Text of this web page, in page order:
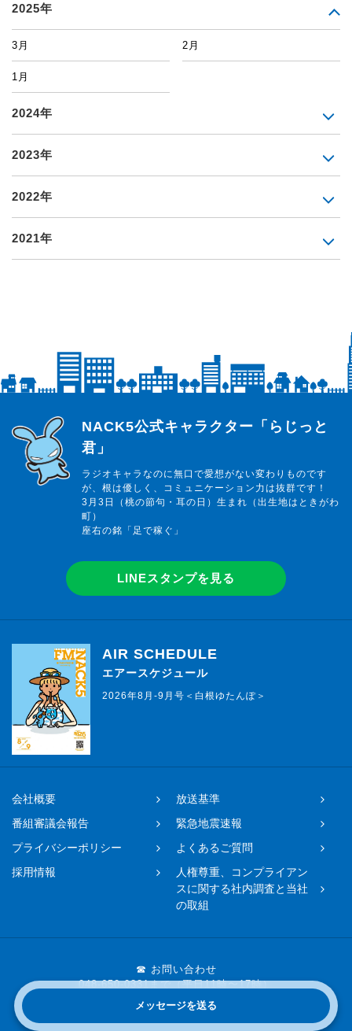
2025年
3月 2月
1月
2024年
2023年
2022年
2021年
メッセージを送る
らじっと君
NACK5公式キャラクター「らじっと
君」
ラジオキャラなのに無口で愛想がない変わりものです
が、根は優しく、コミュニケーション力は抜群です！
3月3日（桃の節句・耳の日）生まれ（出生地はときがわ
町）
座右の銘「足で稼ぐ」
LINEスタンプを見る
AIR SCHEDULE
エアースケジュール
2026年8月-9月号＜白根ゆたんぽ＞
会社概要
放送基準
番組審議会報告
緊急地震速報
プライバシーポリシー
よくあるご質問
採用情報
人権尊重、コンプライアン
スに関する社内調査と当社
の取組
☎ お問い合わせ
048-650-0331まで（平日11時〜17時）
Copyright © 2019 FM NACK5 All rights reserved.